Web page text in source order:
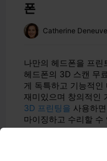
폰
Catherine Deneuve
나만의 헤드폰을 프린
헤드폰의 3D 스캔 무료
게 독특하고 기능적인
재미있으며 창의적인
3D 프린팅을 사용하
마이징하고 수리할 수
3D 프린팅 헤드폰